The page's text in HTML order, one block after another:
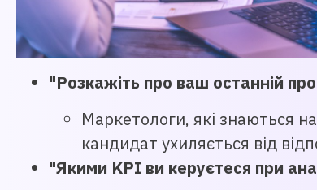
"Розкажіть про ваш останній
Маркетологи, які знаються
кандидат ухиляється від
"Якими KPI ви керуєтеся при